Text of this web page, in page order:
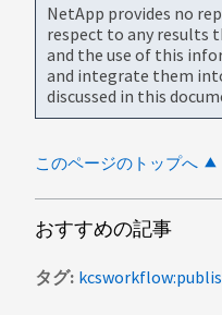
NetApp provides no
respect to any results
and the use of this
and integrate them
discussed in this
このページのトップへ
おすすめの記事
タグ